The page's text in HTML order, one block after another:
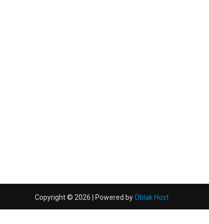
Copyright © 2026 | Powered byOblak Host